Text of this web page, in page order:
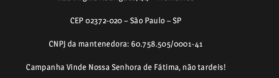
CEP 02372-020 – São Paulo – SP
CNPJ da mantenedora: 60.758.505/0001-41
Campanha Vinde Nossa Senhora de Fátima, não tardeis!